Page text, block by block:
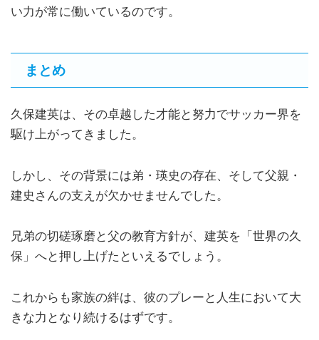
い力が常に働いているのです。
まとめ
久保建英は、その卓越した才能と努力でサッカー界を
駆け上がってきました。
しかし、その背景には弟・瑛史の存在、そして父親・
建史さんの支えが欠かせませんでした。
兄弟の切磋琢磨と父の教育方針が、建英を「世界の久
保」へと押し上げたといえるでしょう。
これからも家族の絆は、彼のプレーと人生において大
きな力となり続けるはずです。